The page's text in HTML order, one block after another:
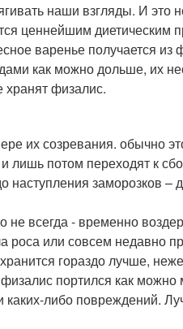
наши взгляды. И это
ценнейшим диетическим
варенье получается из
как можно дольше, их
физалис.
их созревания. обычно
лишь потом переходят к
наступления заморозков –
всегда - временно
роса или совсем недавно
гораздо лучше,
портился как
либо повреждений.